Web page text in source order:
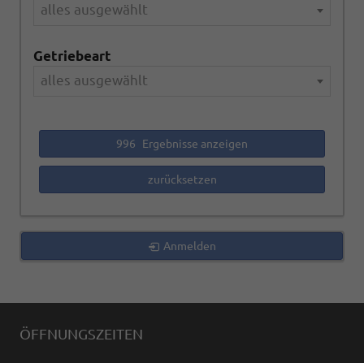
alles ausgewählt
Getriebeart
alles ausgewählt
996 Ergebnisse anzeigen
zurücksetzen
Anmelden
ÖFFNUNGSZEITEN